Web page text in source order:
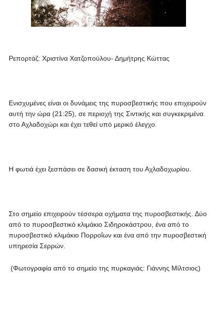
Ρεπορτάζ: Χριστίνα Χατζοπούλου- Δημήτρης Κώττας
Ενισχυμένες είναι οι δυνάμεις της πυροσβεστικής που επιχειρούν
αυτή την ώρα (21:25), σε περιοχή της Σιντικής και συγκεκριμένα
στο Αχλαδοχώρι και έχει τεθεί υπό μερικό έλεγχο.
Η φωτιά έχει ξεσπάσει σε δασική έκταση του Αχλαδοχωρίου.
Στο σημείο επιχειρούν τέσσερα οχήματα της πυροσβεστικής. Δύο
από το πυροσβεστικό κλιμάκιο Σιδηροκάστρου, ένα από το
πυροσβεστικό κλιμάκιο Πορροΐων και ένα από την πυροσβεστική
υπηρεσία Σερρών.
(Φωτογραφία από το σημείο της πυρκαγιάς: Γιάννης Μίλτσιος)